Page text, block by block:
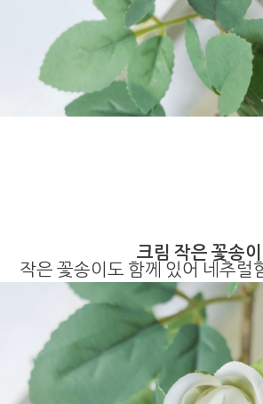
크림 작은 꽃송이
작은 꽃송이도 함께 있어 네추럴